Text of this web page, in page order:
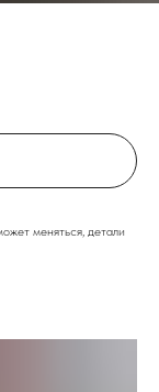
меняться, детали